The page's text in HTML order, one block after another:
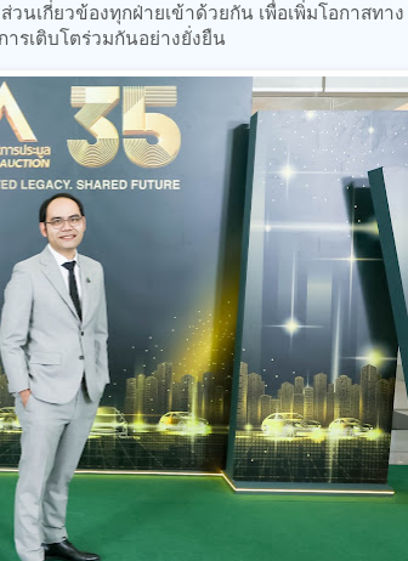
นเกี่ยวข้องทุกฝ่ายเข้าด้วยกัน เพื่อเพิ่มโอกาสทาง
รเติบโตร่วมกันอย่างยั่งยืน